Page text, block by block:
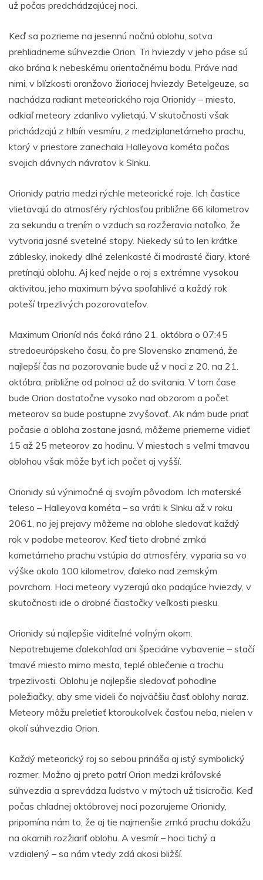
už počas predchádzajúcej noci.
Keď sa pozrieme na jesennú nočnú oblohu, sotva
prehliadneme súhvezdie Orion. Tri hviezdy v jeho páse sú
ako brána k nebeskému orientačnému bodu. Práve nad
nimi, v blízkosti oranžovo žiariacej hviezdy Betelgeuze, sa
nachádza radiant meteorického roja Orionidy – miesto,
odkiaľ meteory zdanlivo vylietajú. V skutočnosti však
prichádzajú z hlbín vesmíru, z medziplanetárneho prachu,
ktorý v priestore zanechala Halleyova kométa počas
svojich dávnych návratov k Slnku.
Orionidy patria medzi rýchle meteorické roje. Ich častice
vlietavajú do atmosféry rýchlosťou približne 66 kilometrov
za sekundu a trením o vzduch sa rozžeravia natoľko, že
vytvoria jasné svetelné stopy. Niekedy sú to len krátke
záblesky, inokedy dlhé zelenkasté či modrasté čiary, ktoré
pretínajú oblohu. Aj keď nejde o roj s extrémne vysokou
aktivitou, jeho maximum býva spoľahlivé a každý rok
poteší trpezlivých pozorovateľov.
Maximum Orioníd nás čaká ráno 21. októbra o 07:45
stredoeurópskeho času, čo pre Slovensko znamená, že
najlepší čas na pozorovanie bude už v noci z 20. na 21.
októbra, približne od polnoci až do svitania. V tom čase
bude Orion dostatočne vysoko nad obzorom a počet
meteorov sa bude postupne zvyšovať. Ak nám bude priať
počasie a obloha zostane jasná, môžeme priemerne vidieť
15 až 25 meteorov za hodinu. V miestach s veľmi tmavou
oblohou však môže byť ich počet aj vyšší.
Orionidy sú výnimočné aj svojím pôvodom. Ich materské
teleso – Halleyova kométa – sa vráti k Slnku až v roku
2061, no jej prejavy môžeme na oblohe sledovať každý
rok v podobe meteorov. Keď tieto drobné zrnká
kometárneho prachu vstúpia do atmosféry, vyparia sa vo
výške okolo 100 kilometrov, ďaleko nad zemským
povrchom. Hoci meteory vyzerajú ako padajúce hviezdy, v
skutočnosti ide o drobné čiastočky veľkosti piesku.
Orionidy sú najlepšie viditeľné voľným okom.
Nepotrebujeme ďalekohľad ani špeciálne vybavenie – stačí
tmavé miesto mimo mesta, teplé oblečenie a trochu
trpezlivosti. Oblohu je najlepšie sledovať pohodlne
poležiačky, aby sme videli čo najväčšiu časť oblohy naraz.
Meteory môžu preletieť ktoroukoľvek časťou neba, nielen v
okolí súhvezdia Orion.
Každý meteorický roj so sebou prináša aj istý symbolický
rozmer. Možno aj preto patrí Orion medzi kráľovské
súhvezdia a sprevádza ľudstvo v mýtoch už tisícročia. Keď
počas chladnej októbrovej noci pozorujeme Orionidy,
pripomína nám to, že aj tie najmenšie zrnká prachu dokážu
na okamih rozžiariť oblohu. A vesmír – hoci tichý a
vzdialený – sa nám vtedy zdá akosi bližší.